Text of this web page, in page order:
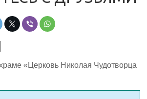
«Церковь Николая Чудотворца